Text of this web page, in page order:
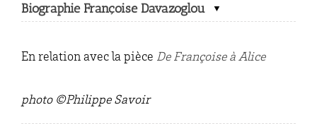
Biographie Françoise Davazoglou
En relation avec la pièce De Françoise à Alice
photo ©Philippe Savoir